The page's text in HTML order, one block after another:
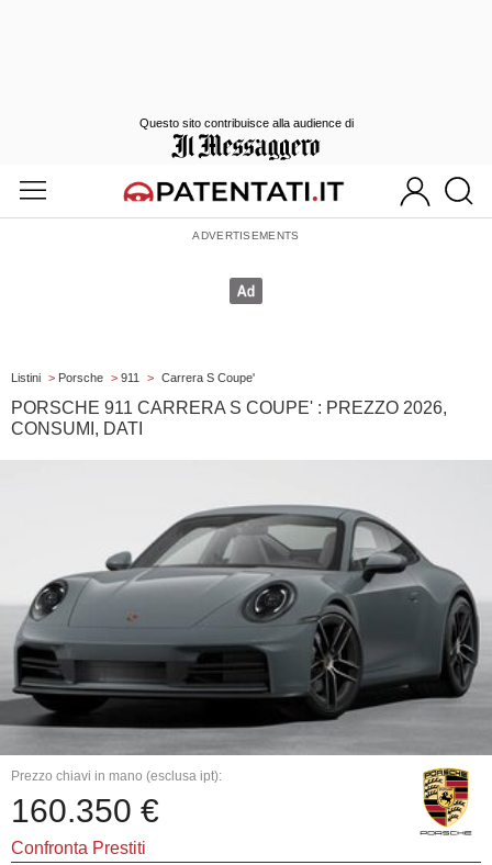
Listini > Porsche > 911 > Carrera S Coupe'
PORSCHE 911 CARRERA S COUPE' : PREZZO 2026,
CONSUMI, DATI
Prezzo chiavi in mano (esclusa ipt):
160.350 €
Confronta Prestiti
Questo sito contribuisce alla audience di